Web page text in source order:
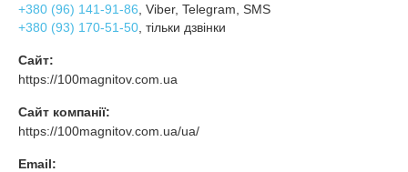
+380 (96) 141-91-86 , Viber, Telegram, SMS
+380 (93) 170-51-50 , тільки дзвінки
Сайт:
https://100magnitov.com.ua
Сайт компанії:
https://100magnitov.com.ua/ua/
Email: